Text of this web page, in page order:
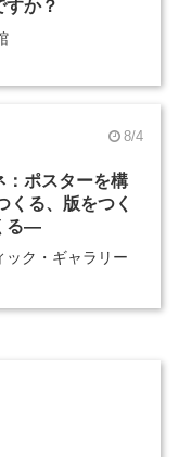
すか？
8/4
：ポスターを構
る、版をつく
る―
ック・ギャラリー